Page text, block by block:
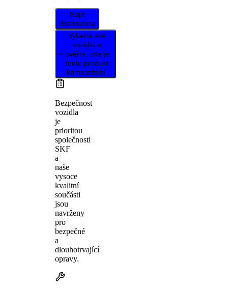
Najít
distributora
Vyberte své
vozidlo a
ověřte, zda je
tento produkt
kompatibilní.
Bezpečnost
vozidla
je
prioritou
společnosti
SKF
a
naše
vysoce
kvalitní
součásti
jsou
navrženy
pro
bezpečné
a
dlouhotrvající
opravy.